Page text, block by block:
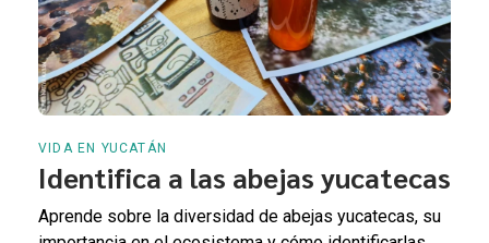
VIDA EN YUCATÁN
Identifica a las abejas yucatecas
Aprende sobre la diversidad de abejas yucatecas, su